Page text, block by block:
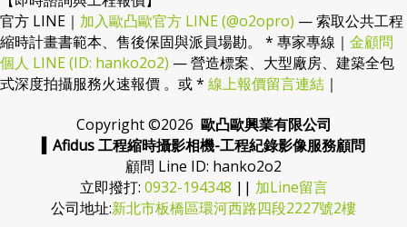
官方 LINE｜ 加入歐凸歐官方 LINE (@o2opro) — 索取公共工程
縮時計畫書範本、售後保固與派員場勘。 * 專家專線｜ 金顧問
個人 LINE (ID: hanko2o2) — 營造標案、大型廠房、建築全包
式深度拍攝服務火速報價 。或 * 線上報價留言連結 ｜
Copyright ©2026 歐凸歐興業有限公司
▍Afidus 工程縮時攝影相機-工程紀錄影像服務顧問
顧問 Line ID: hanko2o2
立即撥打: 0932-194348 || 加Line留言
公司地址:新北市板橋區環河西路四段2227號2樓